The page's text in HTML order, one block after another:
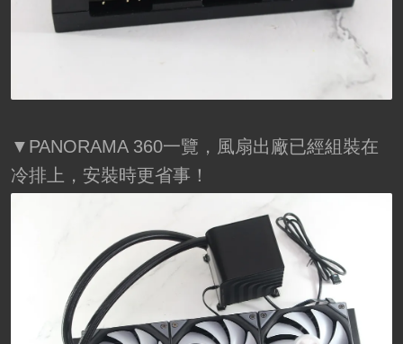
▼PANORAMA 360一覽，風扇出廠已經組裝在
冷排上，安裝時更省事！